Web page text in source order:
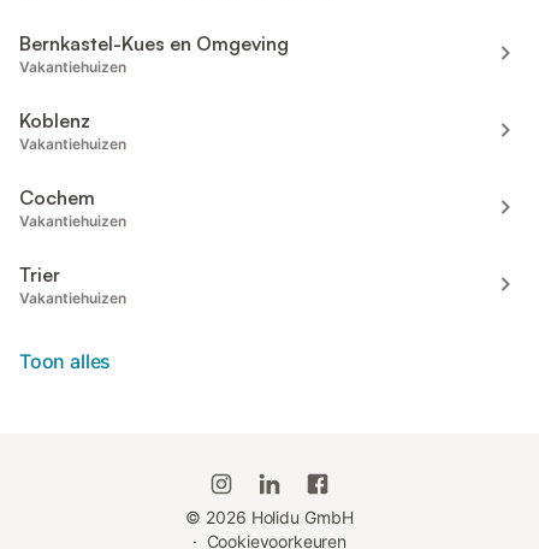
Bernkastel-Kues en Omgeving
Vakantiehuizen
Koblenz
Vakantiehuizen
Cochem
Vakantiehuizen
Trier
Vakantiehuizen
Toon alles
© 2026 Holidu GmbH
· Cookievoorkeuren